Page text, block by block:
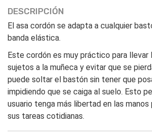
DESCRIPCIÓN
El asa cordón se adapta a cualquier
banda elástica.
Este cordón es muy práctico para llevar
sujetos a la muñeca y evitar que se
puede soltar el bastón sin tener que
impidiendo que se caiga al suelo. Esto
usuario tenga más libertad en las manos
sus tareas cotidianas.